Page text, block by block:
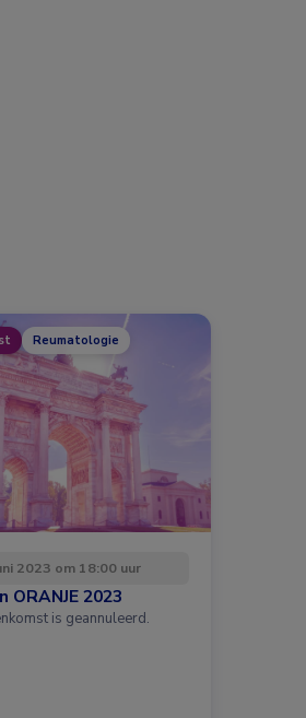
Reumatologie
2023 om 18:00 uur
ORANJE 2023
is geannuleerd.